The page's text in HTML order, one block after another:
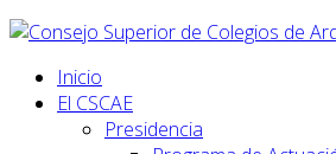
Inicio
El CSCAE
Presidencia